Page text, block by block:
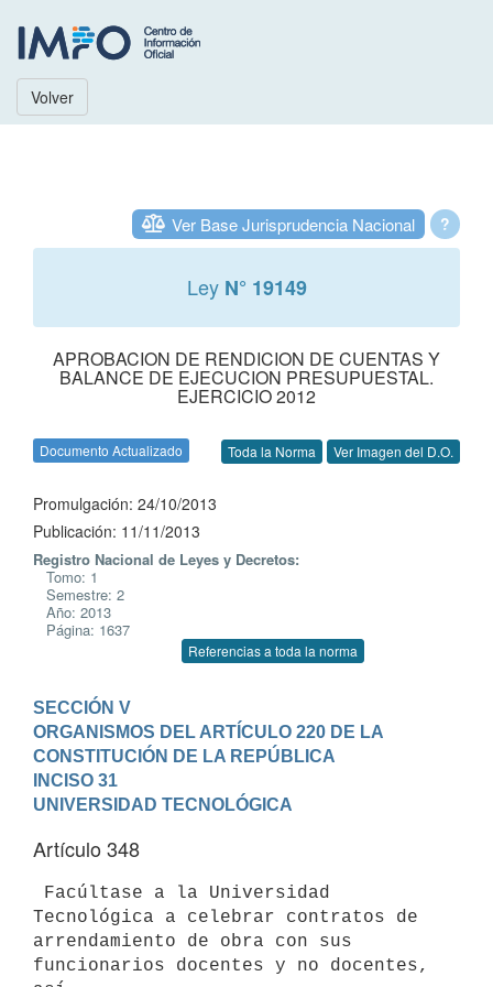
Volver
?
Ver Base Jurisprudencia Nacional
Ley N° 19149
APROBACION DE RENDICION DE CUENTAS Y
BALANCE DE EJECUCION PRESUPUESTAL.
EJERCICIO 2012
Documento Actualizado Toda la Norma Ver Imagen del D.O.
Promulgación: 24/10/2013
Publicación: 11/11/2013
Registro Nacional de Leyes y Decretos:
Tomo: 1
Semestre: 2
Año: 2013
Página: 1637
Referencias a toda la norma
SECCIÓN V
ORGANISMOS DEL ARTÍCULO 220 DE LA
CONSTITUCIÓN DE LA REPÚBLICA
INCISO 31
UNIVERSIDAD TECNOLÓGICA
Artículo 348
Tecnológica a celebrar contratos de
arrendamiento de obra con sus
funcionarios docentes y no docentes,